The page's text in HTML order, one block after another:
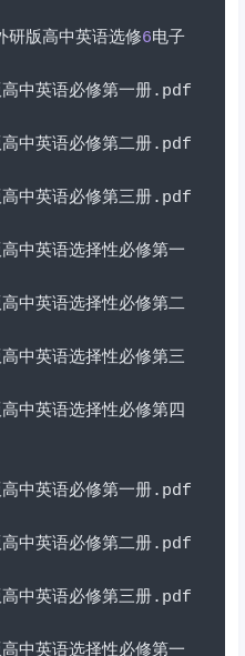
研版高中英语选修6电子
中英语必修第一册. pdf
中英语必修第二册. pdf
中英语必修第三册. pdf
中英语选择性必修第一
中英语选择性必修第二
中英语选择性必修第三
中英语选择性必修第四
中英语必修第一册. pdf
中英语必修第二册. pdf
中英语必修第三册. pdf
中英语选择性必修第一